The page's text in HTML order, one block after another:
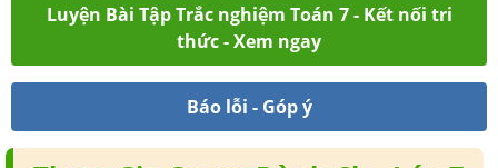
Luyện Bài Tập Trắc nghiệm Toán 7 - Kết nối tri
thức - Xem ngay
Báo lỗi - Góp ý